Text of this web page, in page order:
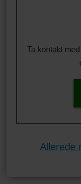
Ta kontakt
Allerede